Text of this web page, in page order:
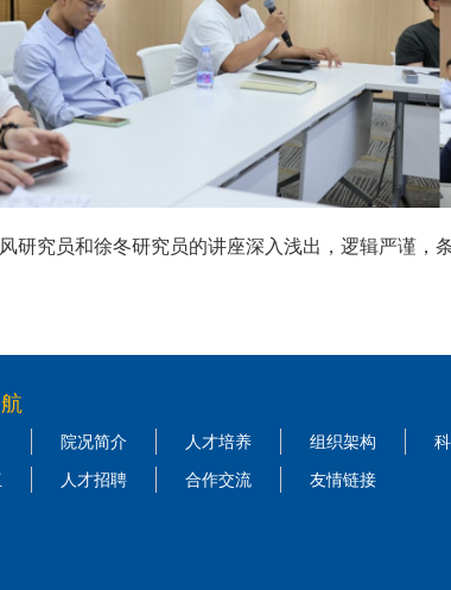
研究员和徐冬研究员的讲座深入浅出，逻辑严谨，
院况简介 人才培养 组织架构
人才招聘 合作交流 友情链接